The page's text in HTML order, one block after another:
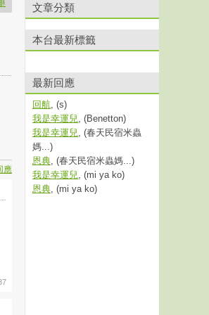
應
文章分類
本台最新標籤
最新回應
回航, (s)
我是幸運兒, (Benetton)
我是幸運兒, (春天民宿米蟲
媽...)
恩典, (春天民宿米蟲媽...)
我是幸運兒, (mi ya ko)
恩典, (mi ya ko)